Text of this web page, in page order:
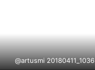
@artusmi 20180411_1036